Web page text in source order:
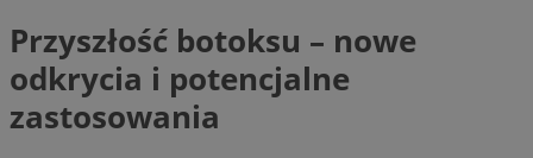
Przyszłość botoksu – nowe
odkrycia i potencjalne
zastosowania